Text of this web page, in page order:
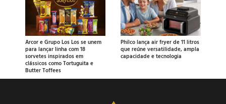
Arcor e Grupo Los Los se unem
para lançar linha com 18
sorvetes inspirados em
clássicos como Tortuguita e
Butter Toffees
Philco lança air fryer de 11 litros
que reúne versatilidade, ampla
capacidade e tecnologia